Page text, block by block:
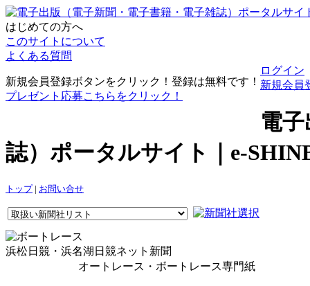
はじめての方へ
このサイトについて
よくある質問
新規会員登録ボタンをクリック！登録は無料です！
プレゼント応募こちらをクリック！
ログイン
新規会員
電
誌）ポータルサイト｜e-
トップ| お問い合せ
浜松日競・浜名湖日競ネット新聞
オートレース・ボートレース専門紙